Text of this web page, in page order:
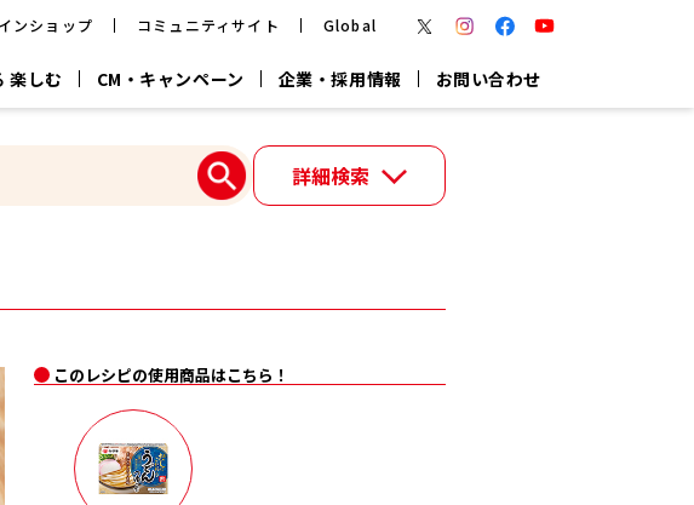
ンショップ コミュニティサイト Global
楽しむ CM・キャンペーン 企業・採用情報 お問い合わせ
楽チン鍋® 楽チン屋®
ジョブリターン制
詳細検索
このレシピの使用商品はこちら！